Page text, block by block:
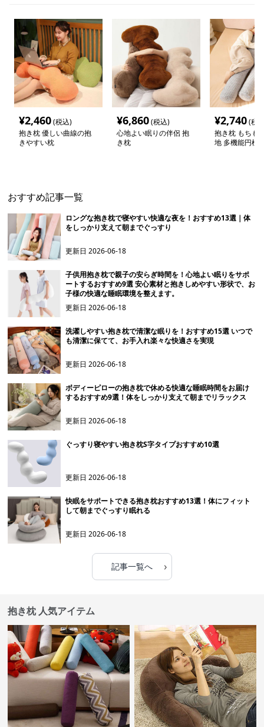
¥2,460(税込)
抱き枕 優しい曲線の抱
きやすい枕
¥6,860(税込)
心地よい眠りの伴侶 抱
き枕
¥2,740(税
抱き枕 もちも
地 多機能円柱
おすすめ記事一覧
ロングな抱き枕で寝やすい快適な夜を！おすすめ13選｜体
をしっかり支えて朝までぐっすり
更新日2026-06-18
子供用抱き枕で親子の安らぎ時間を！心地よい眠りをサポ
ートするおすすめ9選 安心素材と抱きしめやすい形状で、お
子様の快適な睡眠環境を整えます。
更新日2026-06-18
洗濯しやすい抱き枕で清潔な眠りを！おすすめ15選 いつで
も清潔に保てて、お手入れ楽々な快適さを実現
更新日2026-06-18
ボディーピローの抱き枕で休める快適な睡眠時間をお届け
するおすすめ9選！体をしっかり支えて朝までリラックス
更新日2026-06-18
ぐっすり寝やすい抱き枕S字タイプおすすめ10選
更新日2026-06-18
快眠をサポートできる抱き枕おすすめ13選！体にフィット
して朝までぐっすり眠れる
更新日2026-06-18
記事一覧へ ›
抱き枕 人気アイテム